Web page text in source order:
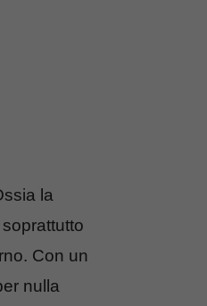
la
Con un
nulla